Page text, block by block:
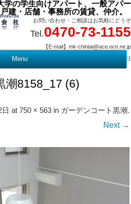
学の学生向けアパート、一般アパー
建・店舗・事務所の賃貸、仲介。
お問い合わせ・ご相談はお気軽にどうぞ
Tel.0470-73-1155
【E-mail】mk-chintai@ace.ocn.ne.jp
【営業時間】09:00 ～ 17:15 【定 休 日】水曜・祭日
Menu
潮8158_17 (6)
at750 × 563 in ガーデンコート黒潮.
Next →